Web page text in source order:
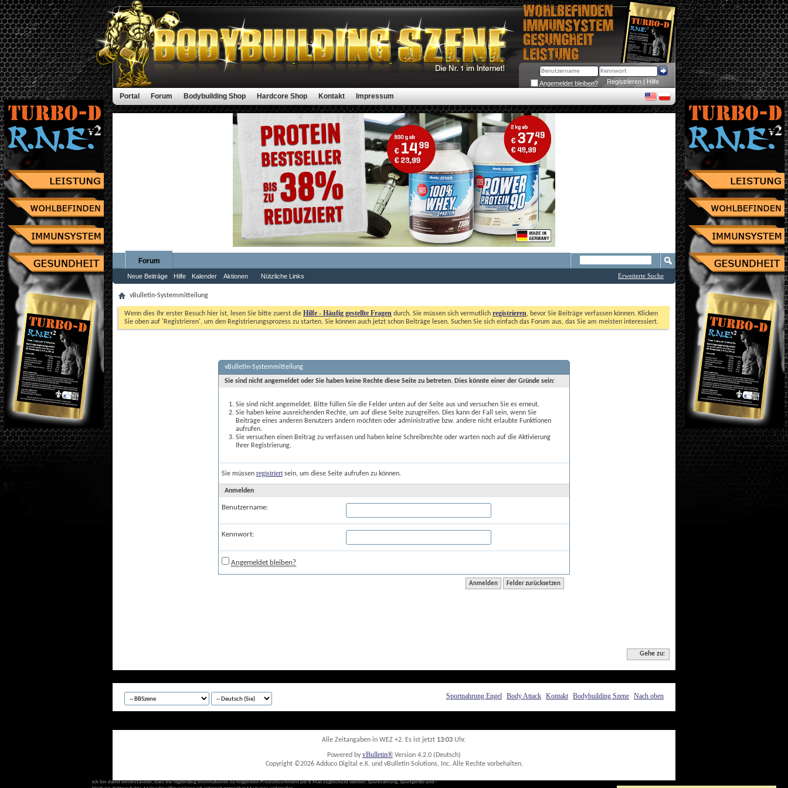
Angemeldet bleiben? Registrieren | Hilfe
Portal Forum Bodybuilding Shop Hardcore Shop Kontakt Impressum
Forum
Neue Beiträge Hilfe Kalender Aktionen Nützliche Links Erweiterte Suche
vBulletin-Systemmitteilung
Wenn dies Ihr erster Besuch hier ist, lesen Sie bitte zuerst die Hilfe - Häufig gestellte Fragen durch. Sie müssen sich vermutlich registrieren, bevor Sie Beiträge verfassen können. Klicken
Sie oben auf 'Registrieren', um den Registrierungsprozess zu starten. Sie können auch jetzt schon Beiträge lesen. Suchen Sie sich einfach das Forum aus, das Sie am meisten interessiert.
vBulletin-Systemmitteilung
Sie sind nicht angemeldet oder Sie haben keine Rechte diese Seite zu betreten. Dies könnte einer der Gründe sein:
Sie sind nicht angemeldet. Bitte füllen Sie die Felder unten auf der Seite aus und versuchen Sie es erneut.
Sie haben keine ausreichenden Rechte, um auf diese Seite zuzugreifen. Dies kann der Fall sein, wenn Sie
Beiträge eines anderen Benutzers ändern möchten oder administrative bzw. andere nicht erlaubte Funktionen
aufrufen.
Sie versuchen einen Beitrag zu verfassen und haben keine Schreibrechte oder warten noch auf die Aktivierung
Ihrer Registrierung.
Sie müssen registriert sein, um diese Seite aufrufen zu können.
Anmelden
Benutzername:
Kennwort:
Angemeldet bleiben?
Gehe zu:
Sportnahrung Engel Body Attack Kontakt Bodybuilding Szene Nach oben
Alle Zeitangaben in WEZ +2. Es ist jetzt 13:03 Uhr.
Powered byvBulletin® Version 4.2.0 (Deutsch)
Copyright ©2026 Adduco Digital e.K. und vBulletin Solutions, Inc. Alle Rechte vorbehalten.
Ich bin damit einverstanden, dass mir regelmäßig Informationen zu folgendem Produktsortiment per E-Mail zugeschickt werden: Sportnahrung, Sportgeräte und -